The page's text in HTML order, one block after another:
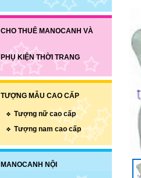
CHO THUÊ MANOCANH VÀ
PHỤ KIỆN THỜI TRANG
TƯỢNG MẪU CAO CẤP
Tượng nữ cao cấp
Tượng nam cao cấp
MANOCANH NỘI